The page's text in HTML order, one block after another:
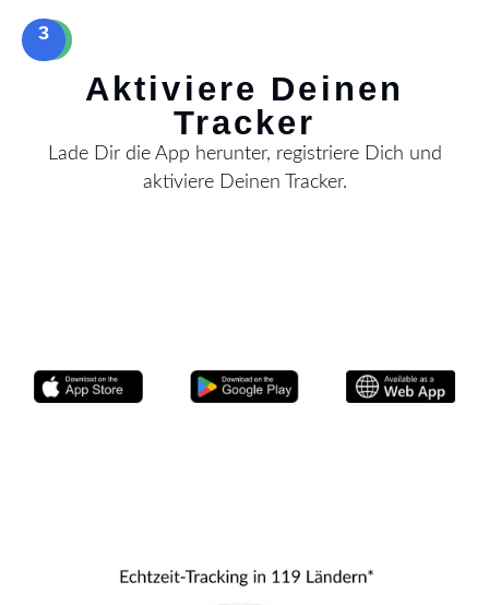
3
Aktiviere Deinen
Tracker
Lade Dir die App herunter, registriere Dich und
aktiviere Deinen Tracker.